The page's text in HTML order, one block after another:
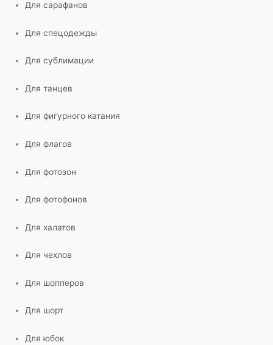
Для сарафанов
Для спецодежды
Для сублимации
Для танцев
Для фигурного катания
Для флагов
Для фотозон
Для фотофонов
Для халатов
Для чехлов
Для шопперов
Для шорт
Для юбок